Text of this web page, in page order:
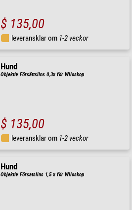
$ 135,00
leveransklar om 1-2 veckor
Hund
Objektiv Försättslins 0,3x för Wiloskop
$ 135,00
leveransklar om 1-2 veckor
Hund
Objektiv Försatslins 1,5 x för Wiloskop